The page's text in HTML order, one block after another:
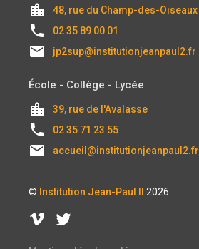
location_city 48, rue du Champ-des-Oiseaux
local_phone 02 35 89 00 01
email jp2sup@institutionjeanpaul2.fr
École - Collège - Lycée
location_city 39, rue de l'Avalasse
local_phone 02 35 71 23 55
email accueil@institutionjeanpaul2.fr
© Institution Jean-Paul II 2026